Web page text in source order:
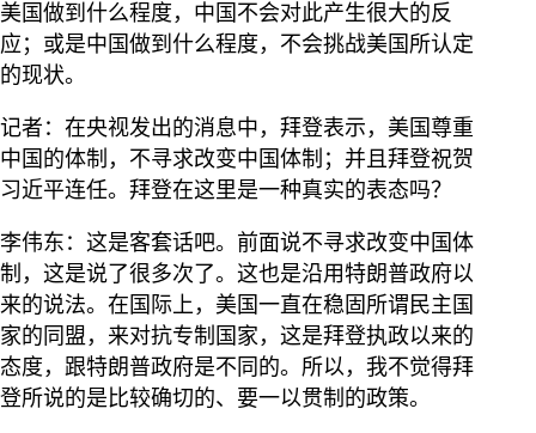
美国做到什么程度，中国不会对此产生很大的反
应；或是中国做到什么程度，不会挑战美国所认定
的现状。
记者：在央视发出的消息中，拜登表示，美国尊重
中国的体制，不寻求改变中国体制；并且拜登祝贺
习近平连任。拜登在这里是一种真实的表态吗？
李伟东：这是客套话吧。前面说不寻求改变中国体
制，这是说了很多次了。这也是沿用特朗普政府以
来的说法。在国际上，美国一直在稳固所谓民主国
家的同盟，来对抗专制国家，这是拜登执政以来的
态度，跟特朗普政府是不同的。所以，我不觉得拜
登所说的是比较确切的、要一以贯制的政策。